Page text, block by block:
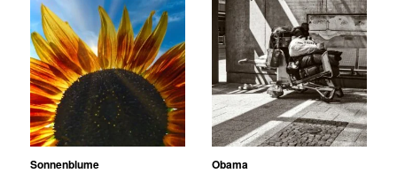
Sonnenblume Obama